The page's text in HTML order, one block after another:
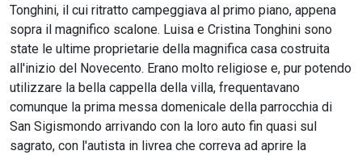
Tonghini, il cui ritratto campeggiava al primo piano, appena
sopra il magnifico scalone. Luisa e Cristina Tonghini sono
state le ultime proprietarie della magnifica casa costruita
all'inizio del Novecento. Erano molto religiose e, pur potendo
utilizzare la bella cappella della villa, frequentavano
comunque la prima messa domenicale della parrocchia di
San Sigismondo arrivando con la loro auto fin quasi sul
sagrato, con l'autista in livrea che correva ad aprire la